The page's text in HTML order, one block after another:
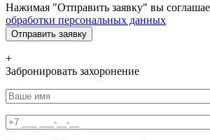
Нажимая "Отправить заявку" вы
обработки персональных данных
+
Забронировать захоронение